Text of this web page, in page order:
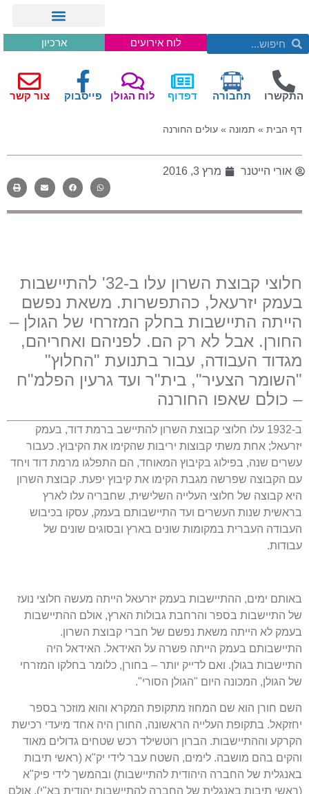
לוח אירועים ארכיון
התקשרו תחבורה דפדוף לוח הגולן פייסבוק צור קשר
דף הבית » תמונה » עולים החורנה
אורי הייטנר מרץ 3, 2016
חלוצי קבוצת השרון עלו ב-32' להתיישבות
בעמק יזרעאל, כהתפשרות. משאת נפשם
הייתה התיישבות בחלק המזרחי של הגולן –
החורן. אבל לא רק הם. לפניהם ואחריהם,
מגדוד העבודה, עבור בתנועת "החלוץ"
"השומר הצעיר", בית"ר ועד גרעין הפלמ"ח
– כולם שאפו החורנה
ב-1932 עלו חלוצי קבוצת השרון להתיישב ברמת דוד, בעמק
יזרעאל; אחת משתי קבוצות יריבות שהקימו את הקיבוץ. כעבור
עשרים שנה, בפילוג בקיבוץ המאוחד, הם התפלגו מרמת דוד ויחד
עם הקבוצה שפרשה מגבת הקימו את קיבוץ יפעת. קבוצת השרון
היא קבוצה של חלוצי העלייה השלישית, שחבריה עלו לארץ
בראשית שנות העשרים ועד התיישבותם בעמק, עסקו בכיבוש
העבודה העברית במקומות שונים בארץ ובסוגים שונים של
עבודות.
באותם ימים, ההתיישבות בעמק יזרעאל הייתה מעשה חלוצי נועז
של התיישבות בספר והרחבת גבולות הארץ, אולם ההתיישבות
בעמק לא הייתה משאת נפשם של חברי קבוצת השרון.
התיישבותם בעמק הייתה פשרה על האידאל. האידאל היה
התיישבות בגולן. ואם לדייק יותר – בחורן, כלומר בחלקו המזרחי
של הגולן, המכונה היום "הגולן הסורי".
השם חורן הוא שם המחוז מתקופת המקרא והוא מוזכר בספר
יחזקאל. בתקופת העלייה הראשונה, החורן היה אחד מיעדי רכישת
הקרקע וההתיישבות. הברון רוטשילד רכש שטחים גדולים מאוד
והקים בהם מושבה. לימים, השטח עבר לידי יק"א (ראשי תיבות
באנגלית של החברה היהודית להתיישבות) ובהמשך לידי פיק"א
(ראשי תיבות באנגלית של החברה להתיישבות יהודית בא"י). אולם